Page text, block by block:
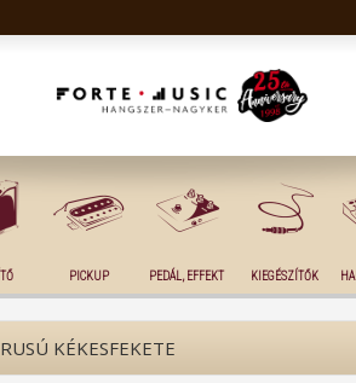
PICKUP PEDÁL, EFFEKT KIEGÉSZÍTŐK
KÉKESFEKETE